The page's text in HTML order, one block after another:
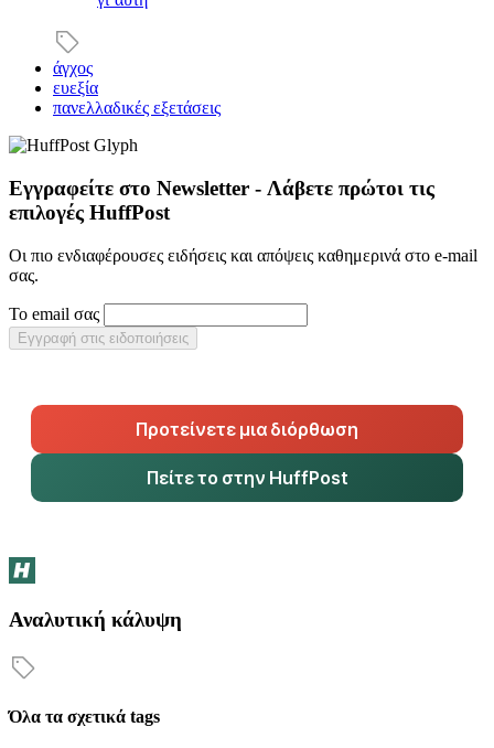
άγχος
ευεξία
πανελλαδικές εξετάσεις
Εγγραφείτε στο Newsletter - Λάβετε πρώτοι τις
επιλογές HuffPost
Οι πιο ενδιαφέρουσες ειδήσεις και απόψεις καθημερινά στο e-mail
σας.
Το email σας
Εγγραφή στις ειδοποιήσεις
Προτείνετε μια διόρθωση
Πείτε το στην HuffPost
Αναλυτική κάλυψη
Όλα τα σχετικά tags